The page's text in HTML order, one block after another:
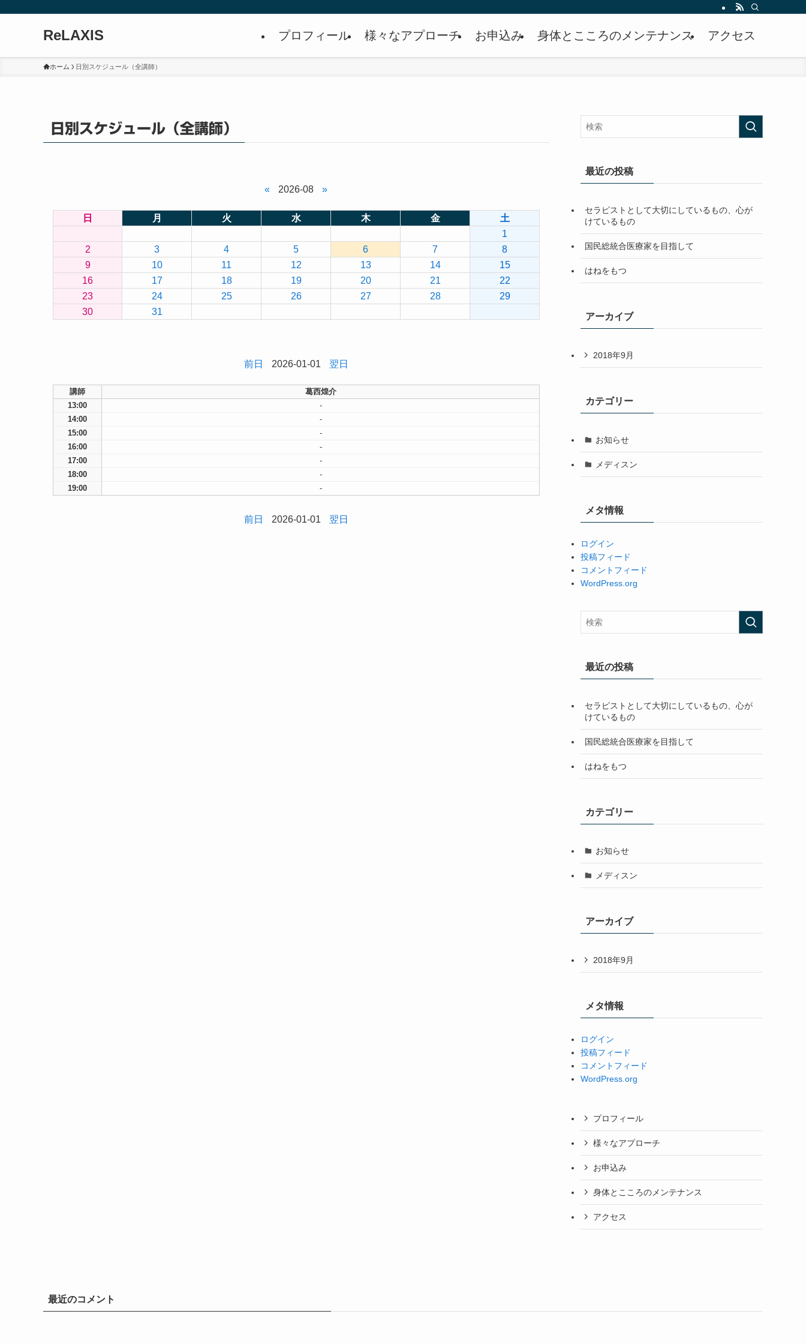
ReLAXIS プロフィール 様々なアプローチ お申込み 身体とこころのメンテナンス アクセス
ホーム 日別スケジュール（全講師）
日別スケジュール（全講師）
« 2026-08 »
日 月 火 水 木 金
土
1
2
3 4 5 6 7
8
9
10 11 12 13 14
15
16
17 18 19 20 21
22
23
24 25 26 27 28
29
30
31
前日 2026-01-01 翌日
講師
葛西煌介
13:00
-
14:00
-
15:00
-
16:00
-
17:00
-
18:00
-
19:00
-
前日 2026-01-01 翌日
最近の投稿
セラピストとして大切にしているもの、心が
けているもの
国民総統合医療家を目指して
はねをもつ
アーカイブ
2018年9月
カテゴリー
お知らせ
メディスン
メタ情報
ログイン
投稿フィード
コメントフィード
WordPress.org
最近の投稿
セラピストとして大切にしているもの、心が
けているもの
国民総統合医療家を目指して
はねをもつ
カテゴリー
お知らせ
メディスン
アーカイブ
2018年9月
メタ情報
ログイン
投稿フィード
コメントフィード
WordPress.org
プロフィール
様々なアプローチ
お申込み
身体とこころのメンテナンス
アクセス
最近のコメント